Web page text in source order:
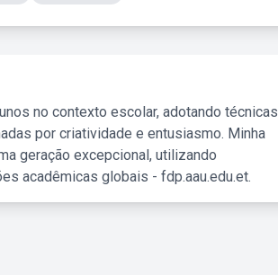
no contexto escolar, adotando técnicas
por criatividade e entusiasmo. Minha
geração excepcional, utilizando
acadêmicas globais - fdp.aau.edu.et.